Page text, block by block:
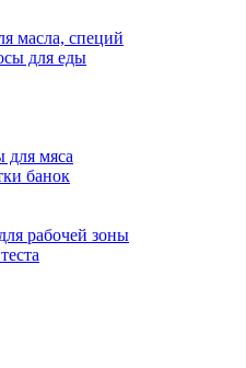
масла, специй
для еды
для мяса
банок
рабочей зоны